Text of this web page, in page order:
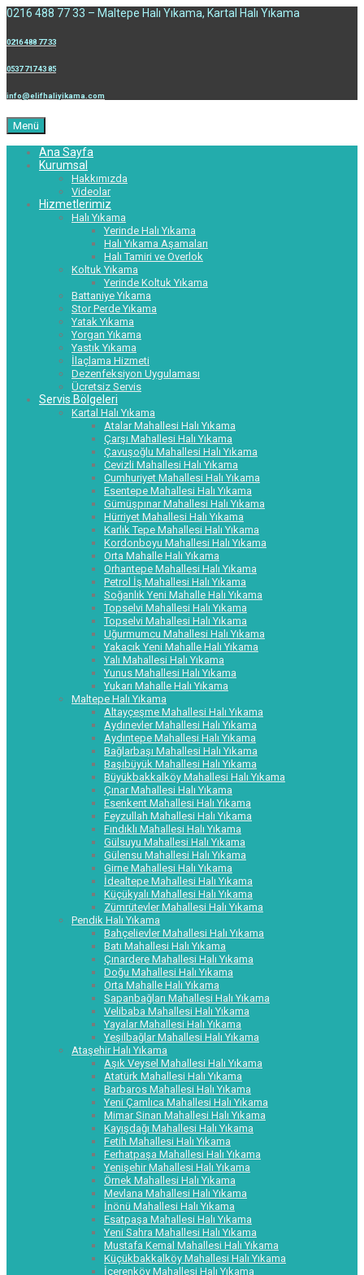
0216 488 77 33 – Maltepe Halı Yıkama, Kartal Halı Yıkama
0216 488 77 33
0537 717 43 85
info@elifhaliyikama.com
Menü
Ana Sayfa
Kurumsal
Hakkımızda
Videolar
Hizmetlerimiz
Halı Yıkama
Yerinde Halı Yıkama
Halı Yıkama Aşamaları
Halı Tamiri ve Overlok
Koltuk Yıkama
Yerinde Koltuk Yıkama
Battaniye Yıkama
Stor Perde Yıkama
Yatak Yıkama
Yorgan Yıkama
Yastık Yıkama
İlaçlama Hizmeti
Dezenfeksiyon Uygulaması
Ücretsiz Servis
Servis Bölgeleri
Kartal Halı Yıkama
Atalar Mahallesi Halı Yıkama
Çarşı Mahallesi Halı Yıkama
Çavuşoğlu Mahallesi Halı Yıkama
Cevizli Mahallesi Halı Yıkama
Cumhuriyet Mahallesi Halı Yıkama
Esentepe Mahallesi Halı Yıkama
Gümüşpınar Mahallesi Halı Yıkama
Hürriyet Mahallesi Halı Yıkama
Karlık Tepe Mahallesi Halı Yıkama
Kordonboyu Mahallesi Halı Yıkama
Orta Mahalle Halı Yıkama
Orhantepe Mahallesi Halı Yıkama
Petrol İş Mahallesi Halı Yıkama
Soğanlık Yeni Mahalle Halı Yıkama
Topselvi Mahallesi Halı Yıkama
Topselvi Mahallesi Halı Yıkama
Uğurmumcu Mahallesi Halı Yıkama
Yakacık Yeni Mahalle Halı Yıkama
Yalı Mahallesi Halı Yıkama
Yunus Mahallesi Halı Yıkama
Yukarı Mahalle Halı Yıkama
Maltepe Halı Yıkama
Altayçeşme Mahallesi Halı Yıkama
Aydınevler Mahallesi Halı Yıkama
Aydıntepe Mahallesi Halı Yıkama
Bağlarbaşı Mahallesi Halı Yıkama
Başıbüyük Mahallesi Halı Yıkama
Büyükbakkalköy Mahallesi Halı Yıkama
Çınar Mahallesi Halı Yıkama
Esenkent Mahallesi Halı Yıkama
Feyzullah Mahallesi Halı Yıkama
Fındıklı Mahallesi Halı Yıkama
Gülsuyu Mahallesi Halı Yıkama
Gülensu Mahallesi Halı Yıkama
Girne Mahallesi Halı Yıkama
İdealtepe Mahallesi Halı Yıkama
Küçükyalı Mahallesi Halı Yıkama
Zümrütevler Mahallesi Halı Yıkama
Pendik Halı Yıkama
Bahçelievler Mahallesi Halı Yıkama
Batı Mahallesi Halı Yıkama
Çınardere Mahallesi Halı Yıkama
Doğu Mahallesi Halı Yıkama
Orta Mahalle Halı Yıkama
Sapanbağları Mahallesi Halı Yıkama
Velibaba Mahallesi Halı Yıkama
Yayalar Mahallesi Halı Yıkama
Yeşilbağlar Mahallesi Halı Yıkama
Ataşehir Halı Yıkama
Aşık Veysel Mahallesi Halı Yıkama
Atatürk Mahallesi Halı Yıkama
Barbaros Mahallesi Halı Yıkama
Yeni Çamlıca Mahallesi Halı Yıkama
Mimar Sinan Mahallesi Halı Yıkama
Kayışdağı Mahallesi Halı Yıkama
Fetih Mahallesi Halı Yıkama
Ferhatpaşa Mahallesi Halı Yıkama
Yenişehir Mahallesi Halı Yıkama
Örnek Mahallesi Halı Yıkama
Mevlana Mahallesi Halı Yıkama
İnönü Mahallesi Halı Yıkama
Esatpaşa Mahallesi Halı Yıkama
Yeni Sahra Mahallesi Halı Yıkama
Mustafa Kemal Mahallesi Halı Yıkama
Küçükbakkalköy Mahallesi Halı Yıkama
İçerenköy Mahallesi Halı Yıkama